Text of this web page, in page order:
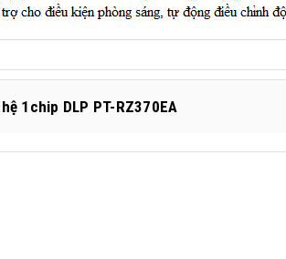
1chip DLP PT-RZ370EA